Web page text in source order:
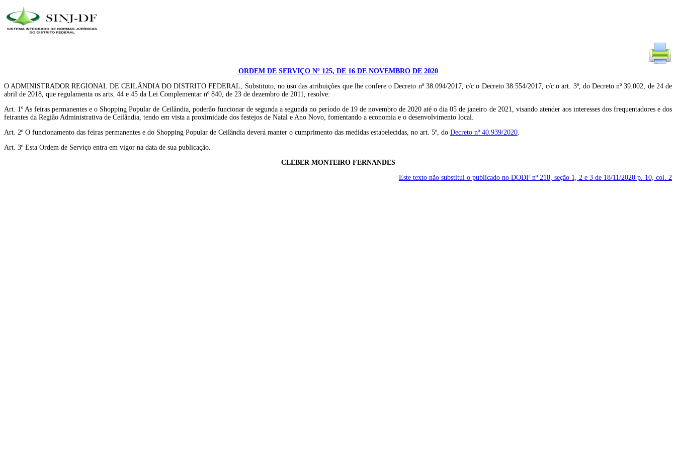
ORDEM DE SERVIÇO Nº 125, DE 16 DE NOVEMBRO DE 2020
O ADMINISTRADOR REGIONAL DE CEILÂNDIA DO DISTRITO FEDERAL, Substituto, no uso das atribuições que lhe confere o Decreto nº 38.094/2017, c/c o Decreto 38.554/2017, c/c o art. 3º, do Decreto nº 39.002, de 24 de
abril de 2018, que regulamenta os arts. 44 e 45 da Lei Complementar nº 840, de 23 de dezembro de 2011, resolve:
Art. 1º As feiras permanentes e o Shopping Popular de Ceilândia, poderão funcionar de segunda a segunda no período de 19 de novembro de 2020 até o dia 05 de janeiro de 2021, visando atender aos interesses dos frequentadores e dos
feirantes da Região Administrativa de Ceilândia, tendo em vista a proximidade dos festejos de Natal e Ano Novo, fomentando a economia e o desenvolvimento local.
Art. 2º O funcionamento das feiras permanentes e do Shopping Popular de Ceilândia deverá manter o cumprimento das medidas estabelecidas, no art. 5º, do Decreto nº 40.939/2020.
Art. 3º Esta Ordem de Serviço entra em vigor na data de sua publicação.
CLEBER MONTEIRO FERNANDES
Este texto não substitui o publicado no DODF nº 218, seção 1, 2 e 3 de 18/11/2020 p. 10, col. 2